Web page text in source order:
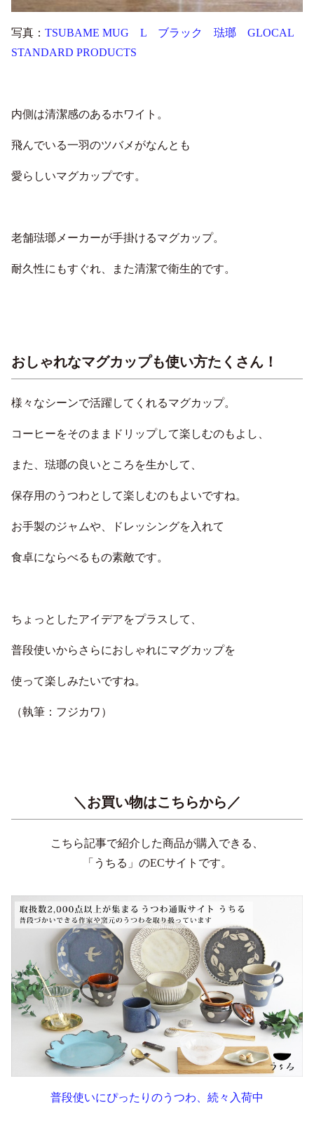
写真： TSUBAME MUG L ブラック 琺瑯 GLOCAL
STANDARD PRODUCTS
内側は清潔感のあるホワイト。
飛んでいる一羽のツバメがなんとも
愛らしいマグカップです。
老舗琺瑯メーカーが手掛けるマグカップ。
耐久性にもすぐれ、また清潔で衛生的です。
おしゃれなマグカップも使い方たくさん！
様々なシーンで活躍してくれるマグカップ。
コーヒーをそのままドリップして楽しむのもよし、
また、琺瑯の良いところを生かして、
保存用のうつわとして楽しむのもよいですね。
お手製のジャムや、ドレッシングを入れて
食卓にならべるもの素敵です。
ちょっとしたアイデアをプラスして、
普段使いからさらにおしゃれにマグカップを
使って楽しみたいですね。
（執筆：フジカワ）
＼お買い物はこちらから／
こちら記事で紹介した商品が購入できる、
「うちる」のECサイトです。
普段使いにぴったりのうつわ、続々入荷中